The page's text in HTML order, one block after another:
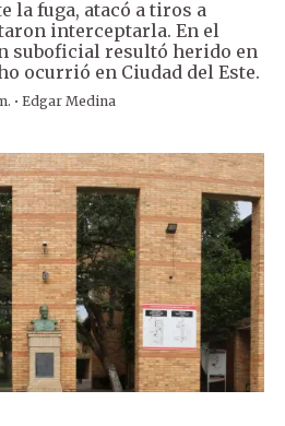
la fuga, atacó a tiros a
interceptarla. En el
suboficial resultó herido en
ocurrió en Ciudad del Este.
·Edgar Medina